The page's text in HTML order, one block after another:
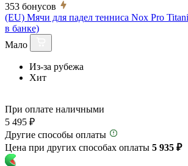
353 бонусов
(EU) Мячи для падел тенниса Nox Pro
в банке)
Мало
Из-за рубежа
Хит
При оплате наличными
5 495 ₽
Другие способы оплаты
Цена при других способах оплаты 5 935 ₽